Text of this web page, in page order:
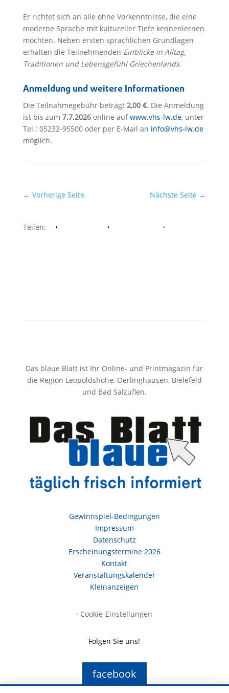
Er richtet sich an alle ohne Vorkenntnisse, die eine
moderne Sprache mit kultureller Tiefe kennenlernen
möchten. Neben ersten sprachlichen Grundlagen
erhalten die Teilnehmenden Einblicke in Alltag,
Traditionen und Lebensgefühl Griechenlands.
Anmeldung und weitere Informationen
Die Teilnahmegebühr beträgt 2,00 €. Die Anmeldung
ist bis zum 7.7.2026online aufwww.vhs‑lw.de, unter
Tel.: 05232-95500 oder per E‑Mail an info@vhs‑lw.de
möglich.
← Vorherige Seite Nächste Seite →
Teilen: Facebook Whatsapp Twitter
Das blaue Blatt ist Ihr Online- und Printmagazin für
die Region Leopoldshöhe, Oerlinghausen, Bielefeld
und Bad Salzuflen.
Gewinnspiel-Bedingungen
Impressum
Datenschutz
Erscheinungstermine 2026
Kontakt
Veranstaltungskalender
Kleinanzeigen
· Cookie-Einstellungen
Folgen Sie uns!
facebook